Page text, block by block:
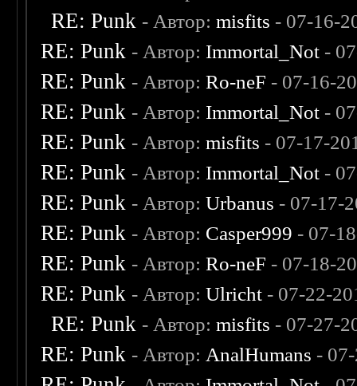
RE: Punk - Автор:misfits - 07-16-
RE: Punk - Автор: Immortal_Not -
RE: Punk - Автор:Ro-neF - 07-16-
RE: Punk - Автор: Immortal_Not -
RE: Punk - Автор:misfits - 07-17-
RE: Punk - Автор: Immortal_Not -
RE: Punk - Автор:Urbanus - 07-17-
RE: Punk - Автор: Casper999 - 07-
RE: Punk - Автор:Ro-neF - 07-18-
RE: Punk - Автор:Ulricht - 07-22-
RE: Punk - Автор:misfits - 07-27-
RE: Punk - Автор: AnalHumans -